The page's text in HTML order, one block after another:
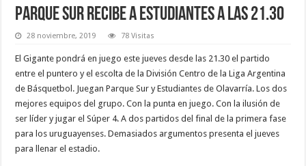
Parque Sur recibe a Estudiantes a las 21.30
28 noviembre, 2019 78 Visitas
El Gigante pondrá en juego este jueves desde las 21.30 el partido
entre el puntero y el escolta de la División Centro de la Liga Argentina
de Básquetbol. Juegan Parque Sur y Estudiantes de Olavarría. Los dos
mejores equipos del grupo. Con la punta en juego. Con la ilusión de
ser líder y jugar el Súper 4. A dos partidos del final de la primera fase
para los uruguayenses. Demasiados argumentos presenta el jueves
para llenar el estadio.